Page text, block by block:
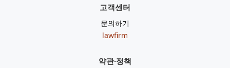
고객센터
문의하기
lawfirm
약관·정책